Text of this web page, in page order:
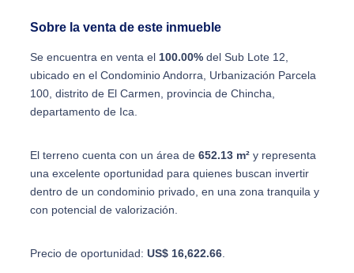
Sobre la venta de este inmueble
Se encuentra en venta el 100.00% del Sub Lote 12,
ubicado en el Condominio Andorra, Urbanización Parcela
100, distrito de El Carmen, provincia de Chincha,
departamento de Ica.
El terreno cuenta con un área de 652.13 m² y representa
una excelente oportunidad para quienes buscan invertir
dentro de un condominio privado, en una zona tranquila y
con potencial de valorización.
Precio de oportunidad: US$ 16,622.66